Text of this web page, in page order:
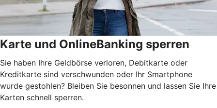
Karte und OnlineBanking sperren
Sie haben Ihre Geldbörse verloren, Debitkarte oder
Kreditkarte sind verschwunden oder Ihr Smartphone
wurde gestohlen? Bleiben Sie besonnen und lassen Sie Ihre
Karten schnell sperren.